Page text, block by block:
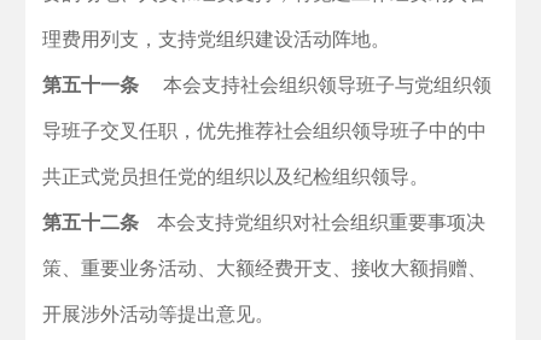
理费用列支，支持党组织建设活动阵地。
第五十一条 本会支持社会组织领导班子与党组织领
导班子交叉任职，优先推荐社会组织领导班子中的中
共正式党员担任党的组织以及纪检组织领导。
第五十二条 本会支持党组织对社会组织重要事项决
策、重要业务活动、大额经费开支、接收大额捐赠、
开展涉外活动等提出意见。